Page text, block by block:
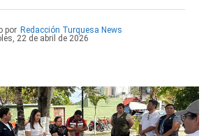
por Redacción Turquesa News
22 de abril de 2026